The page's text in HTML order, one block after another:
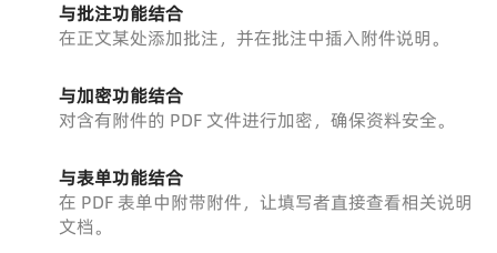
与批注功能结合
在正文某处添加批注，并在批注中插入附件说明。
与加密功能结合
对含有附件的 PDF 文件进行加密，确保资料安全。
与表单功能结合
在 PDF 表单中附带附件，让填写者直接查看相关说明
文档。